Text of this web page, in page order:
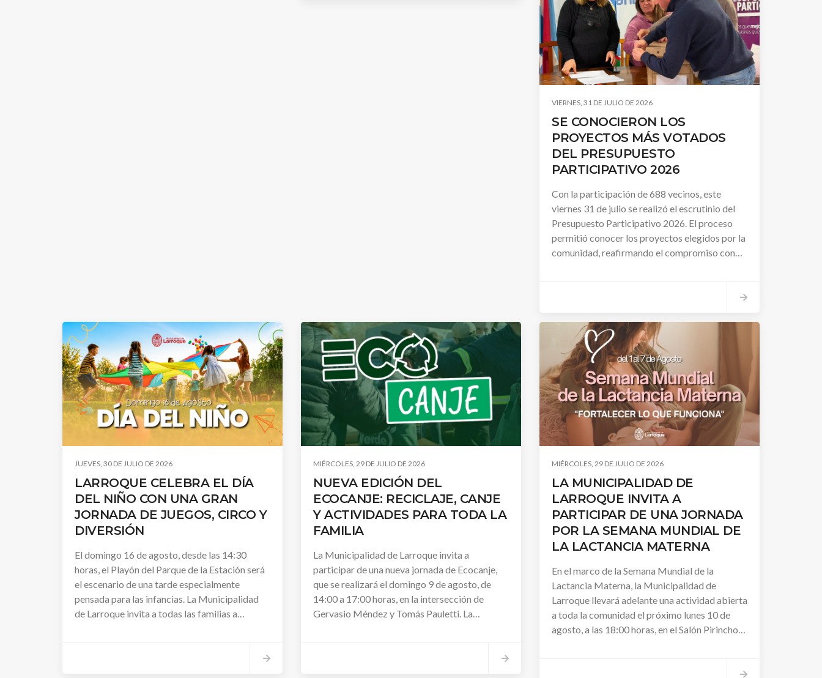
VIERNES, 31 DE JULIO DE 2026
SE CONOCIERON LOS
PROYECTOS MÁS VOTADOS
DEL PRESUPUESTO
PARTICIPATIVO 2026
Con la participación de 688 vecinos, este
viernes 31 de julio se realizó el escrutinio del
Presupuesto Participativo 2026. El proceso
permitió conocer los proyectos elegidos por la
comunidad, reafirmando el compromiso con
JUEVES, 30 DE JULIO DE 2026
LARROQUE CELEBRA EL DÍA
DEL NIÑO CON UNA GRAN
JORNADA DE JUEGOS, CIRCO Y
DIVERSIÓN
El domingo 16 de agosto, desde las 14:30
horas, el Playón del Parque de la Estación será
el escenario de una tarde especialmente
pensada para las infancias. La Municipalidad
de Larroque invita a todas las familias a
MIÉRCOLES, 29 DE JULIO DE 2026
NUEVA EDICIÓN DEL
ECOCANJE: RECICLAJE, CANJE
Y ACTIVIDADES PARA TODA LA
FAMILIA
La Municipalidad de Larroque invita a
participar de una nueva jornada de Ecocanje,
que se realizará el domingo 9 de agosto, de
14:00 a 17:00 horas, en la intersección de
Gervasio Méndez y Tomás Pauletti. La
MIÉRCOLES, 29 DE JULIO DE 2026
LA MUNICIPALIDAD DE
LARROQUE INVITA A
PARTICIPAR DE UNA JORNADA
POR LA SEMANA MUNDIAL DE
LA LACTANCIA MATERNA
En el marco de la Semana Mundial de la
Lactancia Materna, la Municipalidad de
Larroque llevará adelante una actividad abierta
a toda la comunidad el próximo lunes 10 de
agosto, a las 18:00 horas, en el Salón Pirincho